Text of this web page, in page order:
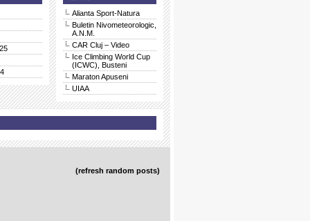
Alianta Sport-Natura
Buletin Nivometeorologic,
A.N.M.
CAR Cluj – Video
Ice Climbing World Cup
(ICWC), Busteni
Maraton Apuseni
UIAA
(refresh random posts)